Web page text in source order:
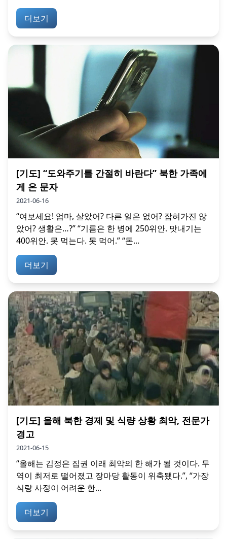
더보기
[기도] “도와주기를 간절히 바란다” 북한 가족에
게 온 문자
2021-06-16
“여보세요! 엄마, 살았어? 다른 일은 없어? 잡혀가진 않
았어? 생활은…?” “기름은 한 병에 250위안. 맛내기는
400위안. 못 먹는다. 못 먹어.” “돈...
더보기
[기도] 올해 북한 경제 및 식량 상황 최악, 전문가
경고
2021-06-15
“올해는 김정은 집권 이래 최악의 한 해가 될 것이다. 무
역이 최저로 떨어졌고 장마당 활동이 위축됐다.”, “가장
식량 사정이 어려운 한...
더보기